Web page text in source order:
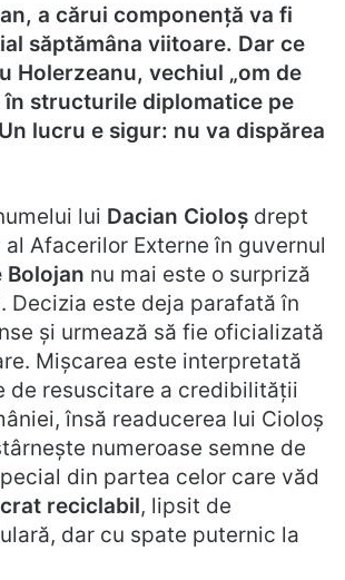
a cărui componență va fi
săptămâna viitoare. Dar ce
Holerzeanu, vechiul „om de
în structurile diplomatice pe
lucru e sigur: nu va dispărea
lui Dacian Cioloș drept
Afacerilor Externe în guvernul
Bolojan nu mai este o surpriză
Decizia este deja parafată în
și urmează să fie oficializată
Mișcarea este interpretată
de resuscitare a credibilității
însă readucerea lui Cioloș
numeroase semne de
din partea celor care văd
reciclabil, lipsit de
dar cu spate puternic la